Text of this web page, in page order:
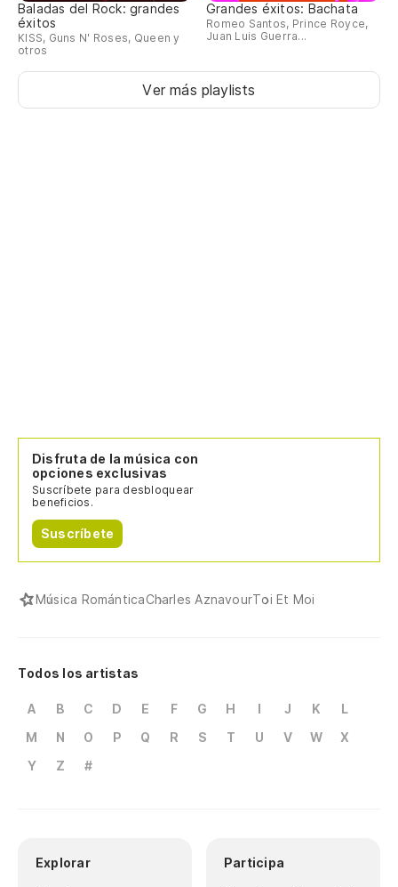
Baladas del Rock: grandes
éxitos
KISS, Guns N' Roses, Queen y
otros
Grandes éxitos: Bachata
Romeo Santos, Prince Royce,
Juan Luis Guerra...
Ver más playlists
Disfruta de la música con
opciones exclusivas
Suscríbete para desbloquear
beneficios.
Suscríbete
Música RománticaCharles AznavourToi Et Moi
Todos los artistas
A B C D E F G H I J K
L
M
N O P Q R S T U V W
X
Y
Z #
Explorar Participa